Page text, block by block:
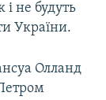
і не будуть
України.
Олланд